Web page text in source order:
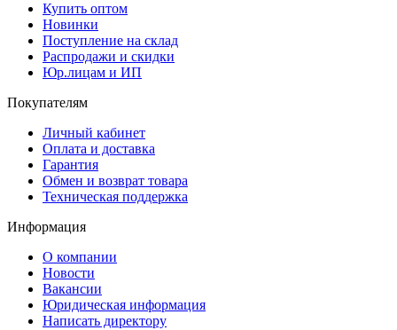
Купить оптом
Новинки
Поступление на склад
Распродажи и скидки
Юр.лицам и ИП
Покупателям
Личный кабинет
Оплата и доставка
Гарантия
Обмен и возврат товара
Техническая поддержка
Информация
О компании
Новости
Вакансии
Юридическая информация
Написать директору